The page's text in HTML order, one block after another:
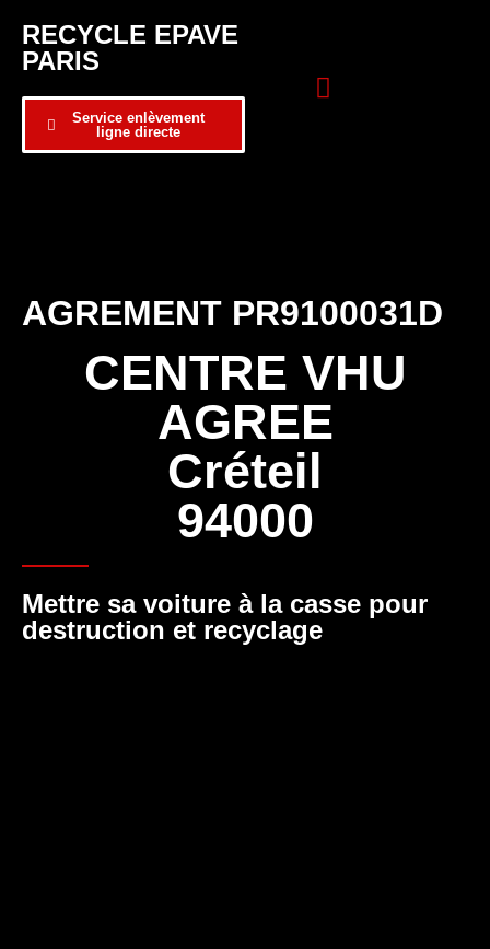
RECYCLE EPAVE
PARIS
Service enlèvement
ligne directe
AGREMENT PR9100031D
CENTRE VHU
AGREE
Créteil
94000
Mettre sa voiture à la casse pour
destruction et recyclage